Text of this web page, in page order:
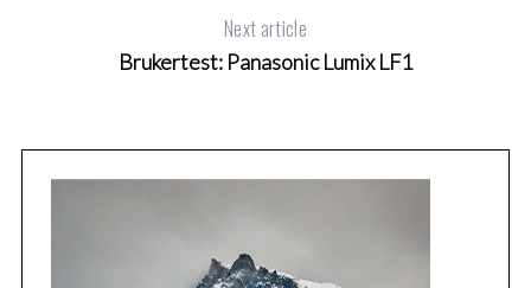
Next article
Brukertest: Panasonic Lumix LF1